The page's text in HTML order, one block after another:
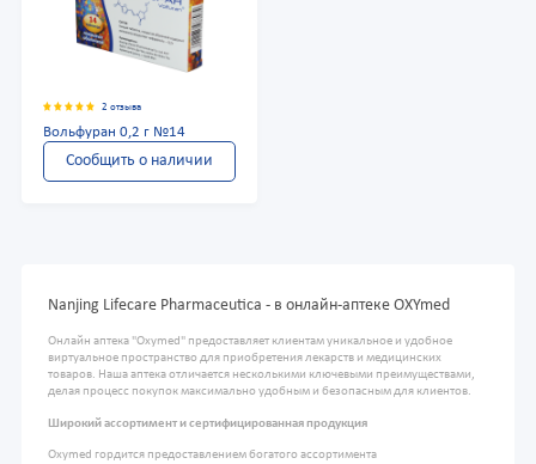
2 отзыва
Вольфуран 0,2 г №14
Сообщить о наличии
Nanjing Lifecare Pharmaceutica - в онлайн-аптеке OXYmed
Онлайн аптека "Oxymed" предоставляет клиентам уникальное и удобное
виртуальное пространство для приобретения лекарств и медицинских
товаров. Наша аптека отличается несколькими ключевыми преимуществами,
делая процесс покупок максимально удобным и безопасным для клиентов.
Широкий ассортимент и сертифицированная продукция
Oxymed гордится предоставлением богатого ассортимента